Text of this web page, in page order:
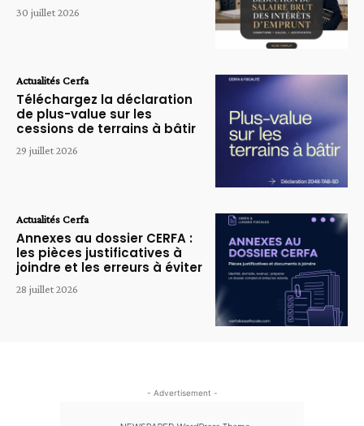
30 juillet 2026
Actualités Cerfa
Téléchargez la déclaration
de plus-value sur les
cessions de terrains à bâtir
29 juillet 2026
Actualités Cerfa
Annexes au dossier CERFA :
les pièces justificatives à
joindre et les erreurs à éviter
28 juillet 2026
- Advertisement -